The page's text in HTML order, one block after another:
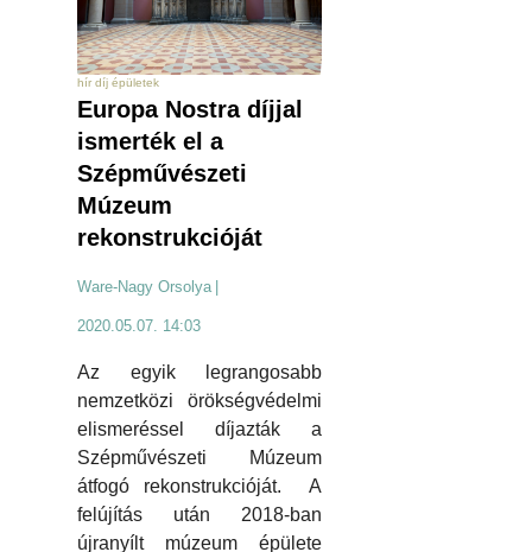
hír díj épületek
Europa Nostra díjjal
ismerték el a
Szépművészeti
Múzeum
rekonstrukcióját
Ware-Nagy Orsolya |
2020.05.07. 14:03
Az egyik legrangosabb
nemzetközi örökségvédelmi
elismeréssel díjazták a
Szépművészeti Múzeum
átfogó rekonstrukcióját. A
felújítás után 2018-ban
újranyílt múzeum épülete